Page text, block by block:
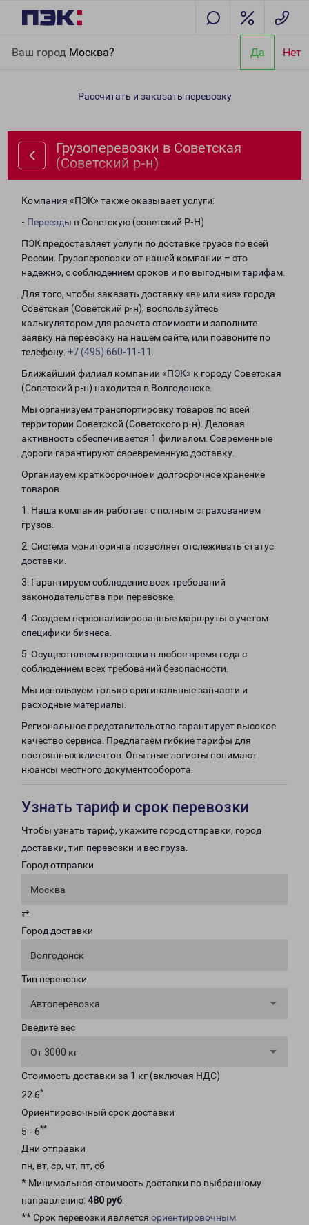
Ваш город Москва? Да Нет
(Советский р-н)
Рассчитать и заказать перевозку
Грузоперевозки в Советская
(Советский р-н)
Компания «ПЭК» также оказывает услуги:
- Переезды в Советскую (советский Р-Н)
ПЭК предоставляет услуги по доставке грузов по всей
России. Грузоперевозки от нашей компании – это
надежно, с соблюдением сроков и по выгодным тарифам.
Для того, чтобы заказать доставку «в» или «из» города
Советская (Советский р-н), воспользуйтесь
калькулятором для расчета стоимости и заполните
заявку на перевозку на нашем сайте, или позвоните по
телефону: +7 (495) 660-11-11
Ближайший филиал компании «ПЭК» к городу Советская
(Советский р-н) находится в Волгодонске.
Мы организуем транспортировку товаров по всей
территории Советской (Советского р-н). Деловая
активность обеспечивается 1 филиалом. Современные
дороги гарантируют своевременную доставку.
Организуем краткосрочное и долгосрочное хранение
товаров.
1. Наша компания работает с полным страхованием
грузов.
2. Система мониторинга позволяет отслеживать статус
доставки.
3. Гарантируем соблюдение всех требований
законодательства при перевозке.
4. Создаем персонализированные маршруты с учетом
специфики бизнеса.
5. Осуществляем перевозки в любое время года с
соблюдением всех требований безопасности.
Мы используем только оригинальные запчасти и
расходные материалы.
Региональное представительство гарантирует высокое
качество сервиса. Предлагаем гибкие тарифы для
постоянных клиентов. Опытные логисты понимают
нюансы местного документооборота.
Узнать тариф и срок перевозки
Чтобы узнать тариф, укажите город отправки, город
доставки, тип перевозки и вес груза.
Город отправки
Москва
⇄
Город доставки
Волгодонск
Тип перевозки
Автоперевозка
Введите вес
От 3000 кг
Стоимость доставки за 1 кг (включая НДС)
22.6*
Ориентировочный срок доставки
5 - 6**
Дни отправки
пн, вт, ср, чт, пт, сб
* Минимальная стоимость доставки по выбранному
направлению: 480 руб.
** Срок перевозки является ориентировочным